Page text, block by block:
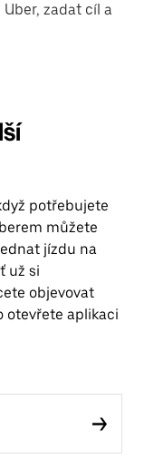
zadat cíl a
potřebujete
můžete
jízdu na
už si
objevovat
otevřete aplikaci